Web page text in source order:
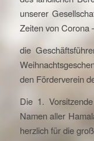
unserer
Zeiten von Corona
die
den Förderverein
Die 1.
Namen aller
herzlich für die